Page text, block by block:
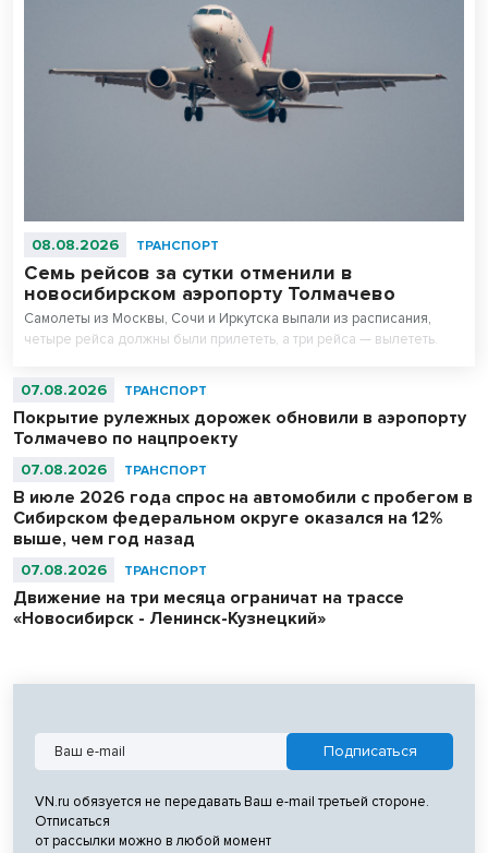
08.08.2026 ТРАНСПОРТ
Семь рейсов за сутки отменили в
новосибирском аэропорту Толмачево
Самолеты из Москвы, Сочи и Иркутска выпали из расписания,
четыре рейса должны были прилететь, а три рейса — вылететь.
07.08.2026 ТРАНСПОРТ
Покрытие рулежных дорожек обновили в аэропорту
Толмачево по нацпроекту
07.08.2026 ТРАНСПОРТ
В июле 2026 года спрос на автомобили с пробегом в
Сибирском федеральном округе оказался на 12%
выше, чем год назад
07.08.2026 ТРАНСПОРТ
Движение на три месяца ограничат на трассе
«Новосибирск - Ленинск-Кузнецкий»
VN.ru обязуется не передавать Ваш e-mail третьей стороне.
Отписаться
от рассылки можно в любой момент